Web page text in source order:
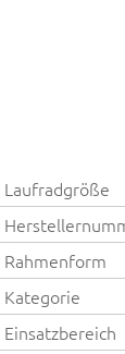
Laufradgröße
Rahmenform
Kategorie
Einsatzbereich